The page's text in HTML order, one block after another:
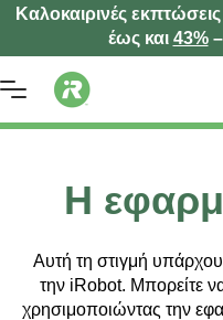
Καλοκαιρινές
έως και 43%–
Η
Αυτή τη στιγμή
την iRobot. Μπορείτε
χρησιμοποιώντας την